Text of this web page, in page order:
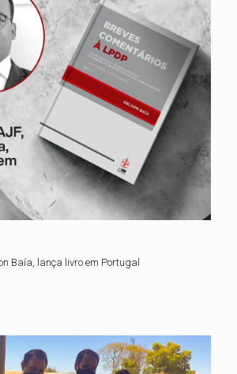
Baía, lança livro em Portugal